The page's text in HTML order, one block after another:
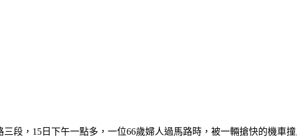
段，15日下午一點多，一位66歲婦人過馬路時，被一輛搶快的機車